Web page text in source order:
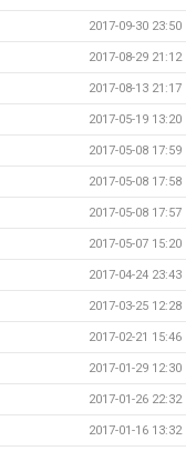
2017-09-30 23:50
2017-08-29 21:12
2017-08-13 21:17
2017-05-19 13:20
2017-05-08 17:59
2017-05-08 17:58
2017-05-08 17:57
2017-05-07 15:20
2017-04-24 23:43
2017-03-25 12:28
2017-02-21 15:46
2017-01-29 12:30
2017-01-26 22:32
2017-01-16 13:32